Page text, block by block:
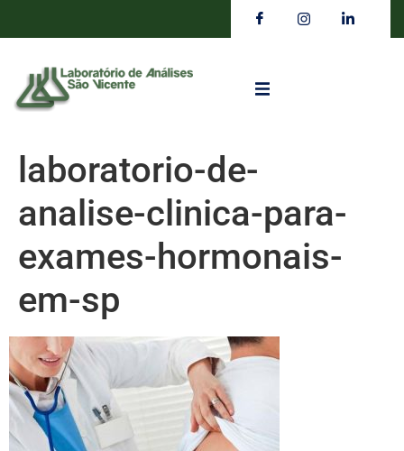
laboratorio-de-
analise-clinica-para-
exames-hormonais-
em-sp